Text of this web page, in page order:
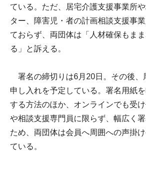
ている。ただ、居宅介護支援事業所
ター、障害児・者の計画相談支援事
ておらず、両団体は「人材確保もま
る」と訴える。
署名の締切りは6月20日。その後、
申し入れを予定している。署名用紙
する方法のほか、オンラインでも受
や相談支援専門員に限らず、幅広く
ため、両団体は会員へ周囲への声掛
ている。